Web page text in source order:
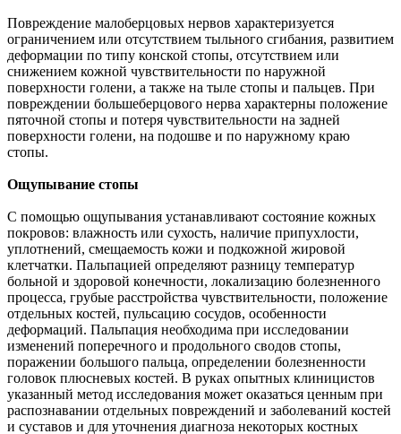
Повреждение малоберцовых нервов характеризуется
ограничением или отсутствием тыльного сгибания, развитием
деформации по типу конской стопы, отсутствием или
снижением кожной чувствительности по наружной
поверхности голени, а также на тыле стопы и пальцев. При
повреждении большеберцового нерва характерны положение
пяточной стопы и потеря чувствительности на задней
поверхности голени, на подошве и по наружному краю
стопы.
Ощупывание стопы
С помощью ощупывания устанавливают состояние кожных
покровов: влажность или сухость, наличие припухлости,
уплотнений, смещаемость кожи и подкожной жировой
клетчатки. Пальпацией определяют разницу температур
больной и здоровой конечности, локализацию болезненного
процесса, грубые расстройства чувствительности, положение
отдельных костей, пульсацию сосудов, особенности
деформаций. Пальпация необходима при исследовании
изменений поперечного и продольного сводов стопы,
поражении большого пальца, определении болезненности
головок плюсневых костей. В руках опытных клиницистов
указанный метод исследования может оказаться ценным при
распознавании отдельных повреждений и заболеваний костей
и суставов и для уточнения диагноза некоторых костных